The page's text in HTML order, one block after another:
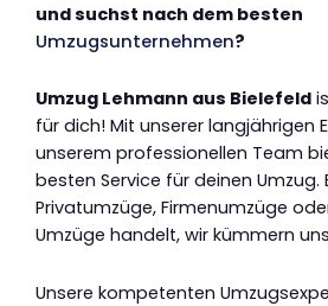
und suchst nach dem besten
Umzugsunternehmen?
Umzug Lehmann aus Bielefeld
für dich! Mit unserer langjährigen
unserem professionellen Team
besten Service für deinen Umzug.
Privatumzüge, Firmenumzüge
Umzüge handelt, wir kümmern
Unsere kompetenten